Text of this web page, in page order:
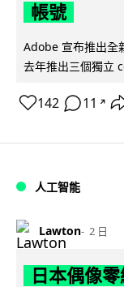
帳號
Adobe 宣布推出全
去年推出三個獨立
142 11 ↗
人工智能
Lawton 2 日
日本偶像